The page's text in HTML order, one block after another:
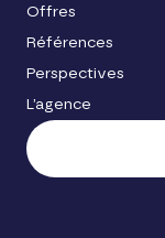
Offres
Références
Perspectives
L’agence